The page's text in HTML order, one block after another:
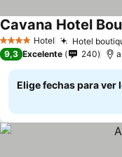
4 EstrellasHotel Hotel
Cavana Hotel
9,3 Excelente 240
Elige fechas para ver